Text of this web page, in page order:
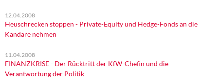
12.04.2008
Heuschrecken stoppen - Private-Equity und Hedge-Fonds an die
Kandare nehmen
11.04.2008
FINANZKRISE - Der Rücktritt der KfW-Chefin und die
Verantwortung der Politik